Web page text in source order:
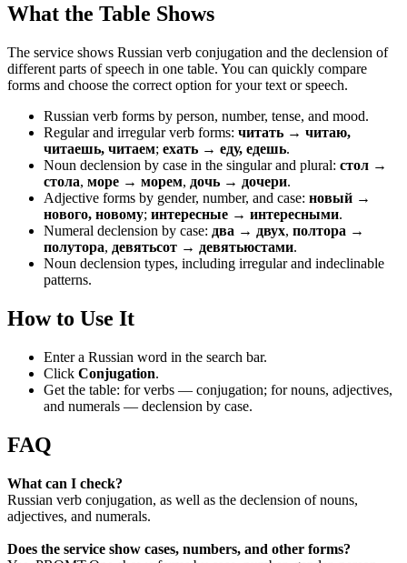
What the Table Shows
The service shows Russian verb conjugation and the declension of
different parts of speech in one table. You can quickly compare
forms and choose the correct option for your text or speech.
Russian verb forms by person, number, tense, and mood.
Regular and irregular verb forms: читать → читаю,
читаешь, читаем; ехать → еду, едешь.
Noun declension by case in the singular and plural: стол →
стола, море → морем, дочь → дочери.
Adjective forms by gender, number, and case: новый →
нового, новому; интересные → интересными.
Numeral declension by case: два → двух, полтора →
полутора, девятьсот → девятьюстами.
Noun declension types, including irregular and indeclinable
patterns.
How to Use It
Enter a Russian word in the search bar.
Click Conjugation.
Get the table: for verbs — conjugation; for nouns, adjectives,
and numerals — declension by case.
FAQ
What can I check?
Russian verb conjugation, as well as the declension of nouns,
adjectives, and numerals.
Does the service show cases, numbers, and other forms?